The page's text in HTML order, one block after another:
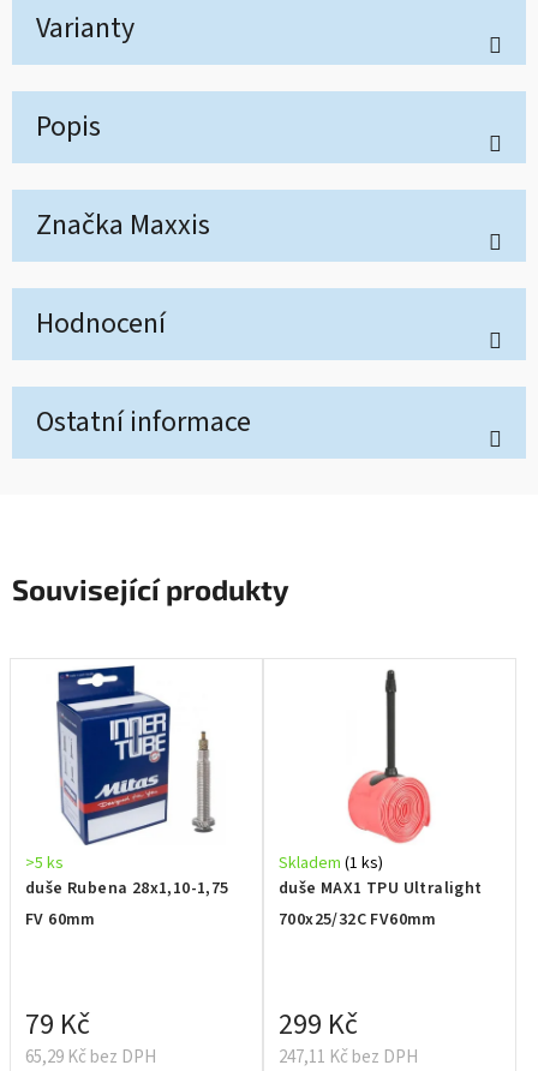
Varianty
Popis
Značka Maxxis
Hodnocení
Ostatní informace
Související produkty
duše Rubena 28x1,10-1,75
FV 60mm
>5 ks
65,29 Kč bez DPH
79 Kč
duše MAX1 TPU Ultralight
700x25/32C FV60mm
Skladem (1 ks)
247,11 Kč bez DPH
299 Kč